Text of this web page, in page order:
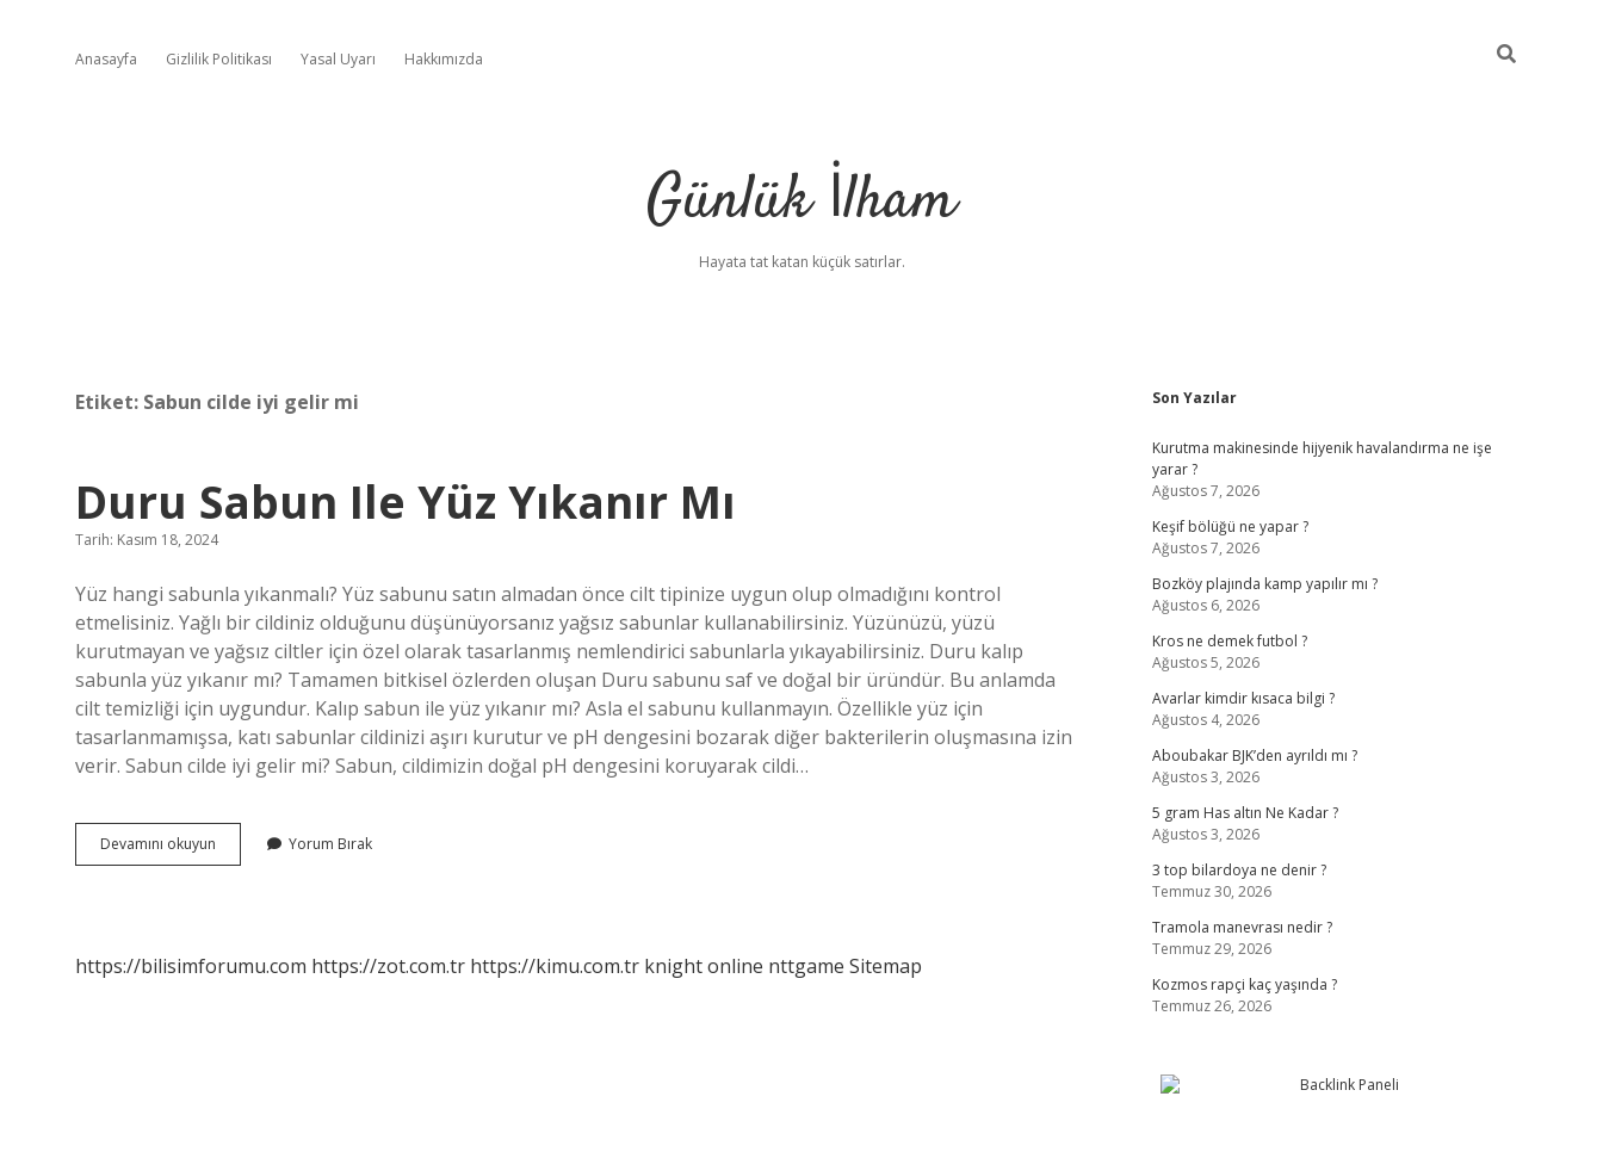
Anasayfa Gizlilik Politikası Yasal Uyarı Hakkımızda
Günlük İlham
Hayata tat katan küçük satırlar.
Etiket: Sabun cilde iyi gelir mi
Duru Sabun Ile Yüz Yıkanır Mı
Tarih: Kasım 18, 2024
Yüz hangi sabunla yıkanmalı? Yüz sabunu satın almadan önce cilt tipinize uygun olup olmadığını kontrol
etmelisiniz. Yağlı bir cildiniz olduğunu düşünüyorsanız yağsız sabunlar kullanabilirsiniz. Yüzünüzü, yüzü
kurutmayan ve yağsız ciltler için özel olarak tasarlanmış nemlendirici sabunlarla yıkayabilirsiniz. Duru kalıp
sabunla yüz yıkanır mı? Tamamen bitkisel özlerden oluşan Duru sabunu saf ve doğal bir üründür. Bu anlamda
cilt temizliği için uygundur. Kalıp sabun ile yüz yıkanır mı? Asla el sabunu kullanmayın. Özellikle yüz için
tasarlanmamışsa, katı sabunlar cildinizi aşırı kurutur ve pH dengesini bozarak diğer bakterilerin oluşmasına izin
verir. Sabun cilde iyi gelir mi? Sabun, cildimizin doğal pH dengesini koruyarak cildi…
Devamını okuyun
Sabun
Yorum Bırak
https://bilisimforumu.com https://zot.com.tr https://kimu.com.tr knight online nttgame Sitemap
Sidebar
Son Yazılar
Kurutma makinesinde hijyenik havalandırma ne işe
yarar ?
Ağustos 7, 2026
Keşif bölüğü ne yapar ?
Ağustos 7, 2026
Bozköy plajında kamp yapılır mı ?
Ağustos 6, 2026
Kros ne demek futbol ?
Ağustos 5, 2026
Avarlar kimdir kısaca bilgi ?
Ağustos 4, 2026
Aboubakar BJK’den ayrıldı mı ?
Ağustos 3, 2026
5 gram Has altın Ne Kadar ?
Ağustos 3, 2026
3 top bilardoya ne denir ?
Temmuz 30, 2026
Tramola manevrası nedir ?
Temmuz 29, 2026
Kozmos rapçi kaç yaşında ?
Temmuz 26, 2026